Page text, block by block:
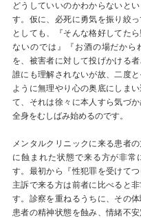
どうしていいのかわからないと
す。仮に、必死に勇気を振り絞
としても、『そんな格好してた
ないのでは』『お酒の場だから
を、被害者に対して投げかける者
誰にも理解されないが故、二度
ように無理やり心の奥底にしま
て、それは徐々に本人すら気づ
全身をむしばみ始めるのです。
メンタルクリニックに来る患者
に蝕まれた状態で来る方が非常
す。最初から『性犯罪を受けて
主訴で来る方は前者に比べると
す。診察を重ねるうちに、その
患者の精神状態を蝕み、情緒不